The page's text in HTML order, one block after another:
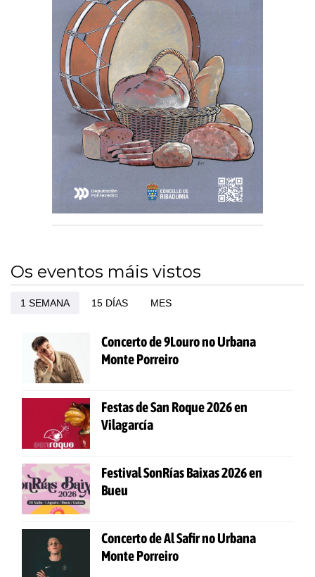
Os eventos máis vistos
1 SEMANA 15 DÍAS MES
Concerto de 9Louro no Urbana
Monte Porreiro
Festas de San Roque 2026 en
Vilagarcía
Festival SonRías Baixas 2026 en
Bueu
Concerto de Al Safir no Urbana
Monte Porreiro